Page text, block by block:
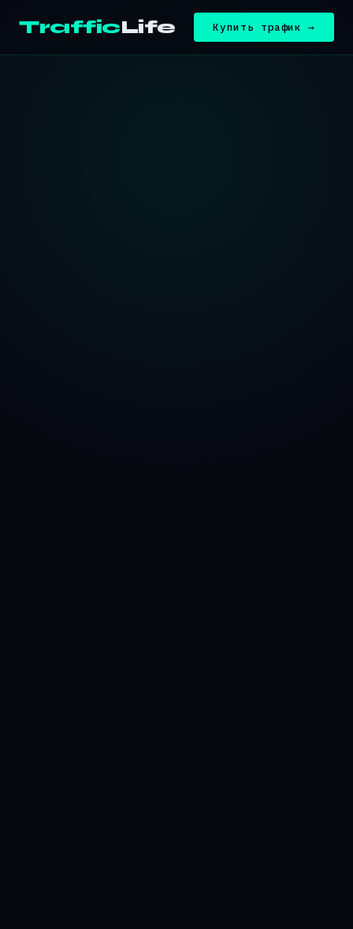
TrafficLife Купить трафик →